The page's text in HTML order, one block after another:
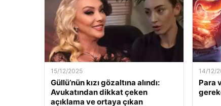
15/12/2025
Güllü’nün kızı gözaltına alındı:
Avukatından dikkat çeken
açıklama ve ortaya çıkan
14/12/
Para